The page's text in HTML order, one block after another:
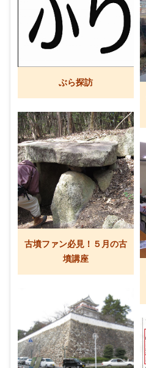
ぶら探訪
古墳ファン必見！５月の古
墳講座